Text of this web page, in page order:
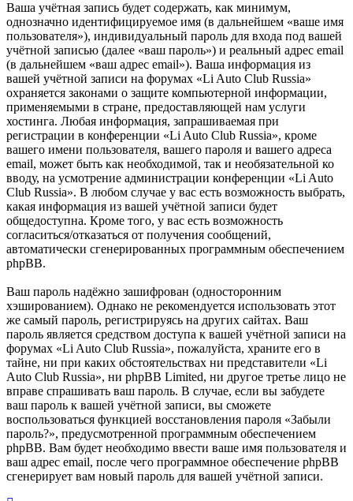
Ваша учётная запись будет содержать, как минимум,
однозначно идентифицируемое имя (в дальнейшем «ваше имя
пользователя»), индивидуальный пароль для входа под вашей
учётной записью (далее «ваш пароль») и реальный адрес email
(в дальнейшем «ваш адрес email»). Ваша информация из
вашей учётной записи на форумах «Li Auto Club Russia»
охраняется законами о защите компьютерной информации,
применяемыми в стране, предоставляющей нам услуги
хостинга. Любая информация, запрашиваемая при
регистрации в конференции «Li Auto Club Russia», кроме
вашего имени пользователя, вашего пароля и вашего адреса
email, может быть как необходимой, так и необязательной ко
вводу, на усмотрение администрации конференции «Li Auto
Club Russia». В любом случае у вас есть возможность выбрать,
какая информация из вашей учётной записи будет
общедоступна. Кроме того, у вас есть возможность
согласиться/отказаться от получения сообщений,
автоматически сгенерированных программным обеспечением
phpBB.
Ваш пароль надёжно зашифрован (односторонним
хэшированием). Однако не рекомендуется использовать этот
же самый пароль, регистрируясь на других сайтах. Ваш
пароль является средством доступа к вашей учётной записи на
форумах «Li Auto Club Russia», пожалуйста, храните его в
тайне, ни при каких обстоятельствах ни представители «Li
Auto Club Russia», ни phpBB Limited, ни другое третье лицо не
вправе спрашивать ваш пароль. В случае, если вы забудете
ваш пароль к вашей учётной записи, вы сможете
воспользоваться функцией восстановления пароля «Забыли
пароль?», предусмотренной программным обеспечением
phpBB. Вам будет необходимо ввести ваше имя пользователя и
ваш адрес email, после чего программное обеспечение phpBB
сгенерирует вам новый пароль для вашей учётной записи.